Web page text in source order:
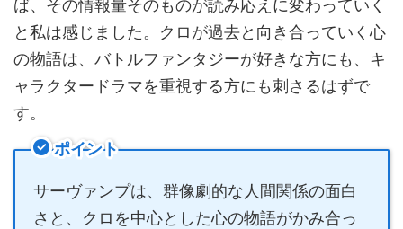
ば、その情報量そのものが読み応えに変わっていく
と私は感じました。クロが過去と向き合っていく心
の物語は、バトルファンタジーが好きな方にも、キ
ャラクタードラマを重視する方にも刺さるはずで
す。
ポイント
サーヴァンプは、群像劇的な人間関係の面白
さと、クロを中心とした心の物語がかみ合っ